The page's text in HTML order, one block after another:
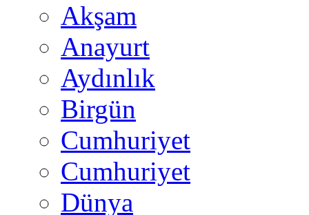
Akşam
Anayurt
Aydınlık
Birgün
Cumhuriyet
Cumhuriyet
Dünya